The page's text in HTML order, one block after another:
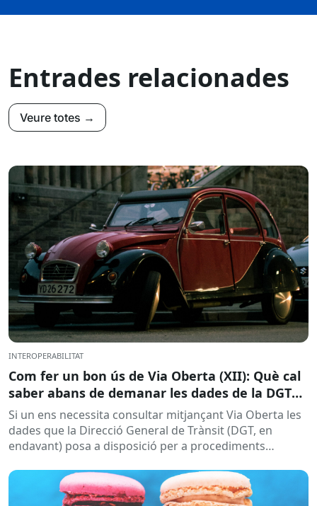
Entrades relacionades
Veure totes →
INTEROPERABILITAT
Com fer un bon ús de Via Oberta (XII): Què cal
saber abans de demanar les dades de la DGT
per a procediments sancionadors
Si un ens necessita consultar mitjançant Via Oberta les
dades que la Direcció General de Trànsit (DGT, en
endavant) posa a disposició per a procediments